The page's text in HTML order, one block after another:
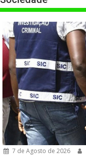
7 de Agosto de 2026